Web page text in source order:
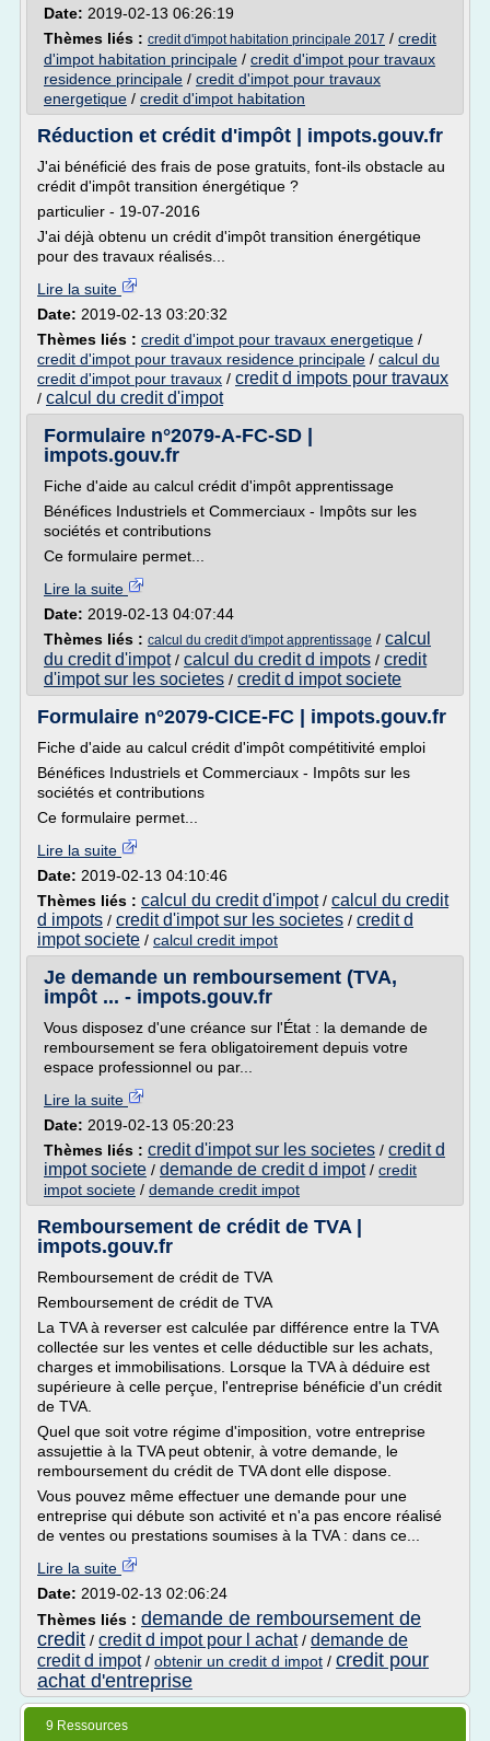
Date: 2019-02-13 06:26:19
Thèmes liés : credit d'impot habitation principale 2017 / credit
d'impot habitation principale / credit d'impot pour travaux
residence principale / credit d'impot pour travaux
energetique / credit d'impot habitation
Réduction et crédit d'impôt | impots.gouv.fr
J'ai bénéficié des frais de pose gratuits, font-ils obstacle au
crédit d'impôt transition énergétique ?
particulier - 19-07-2016
J'ai déjà obtenu un crédit d'impôt transition énergétique
pour des travaux réalisés...
Lire la suite
Date: 2019-02-13 03:20:32
Thèmes liés : credit d'impot pour travaux energetique /
credit d'impot pour travaux residence principale / calcul du
credit d'impot pour travaux / credit d impots pour travaux
/ calcul du credit d'impot
Formulaire n°2079-A-FC-SD |
impots.gouv.fr
Fiche d'aide au calcul crédit d'impôt apprentissage
Bénéfices Industriels et Commerciaux - Impôts sur les
sociétés et contributions
Ce formulaire permet...
Lire la suite
Date: 2019-02-13 04:07:44
Thèmes liés : calcul du credit d'impot apprentissage / calcul
du credit d'impot/ calcul du credit d impots / credit
d'impot sur les societes / credit d impot societe
Formulaire n°2079-CICE-FC | impots.gouv.fr
Fiche d'aide au calcul crédit d'impôt compétitivité emploi
Bénéfices Industriels et Commerciaux - Impôts sur les
sociétés et contributions
Ce formulaire permet...
Lire la suite
Date: 2019-02-13 04:10:46
Thèmes liés : calcul du credit d'impot/ calcul du credit
d impots / credit d'impot sur les societes / credit d
impot societe / calcul credit impot
Je demande un remboursement (TVA,
impôt ... - impots.gouv.fr
Vous disposez d'une créance sur l'État : la demande de
remboursement se fera obligatoirement depuis votre
espace professionnel ou par...
Lire la suite
Date: 2019-02-13 05:20:23
Thèmes liés : credit d'impot sur les societes / credit d
impot societe / demande de credit d impot/ credit
impot societe / demande credit impot
Remboursement de crédit de TVA |
impots.gouv.fr
Remboursement de crédit de TVA
Remboursement de crédit de TVA
La TVA à reverser est calculée par différence entre la TVA
collectée sur les ventes et celle déductible sur les achats,
charges et immobilisations. Lorsque la TVA à déduire est
supérieure à celle perçue, l'entreprise bénéficie d'un crédit
de TVA.
Quel que soit votre régime d'imposition, votre entreprise
assujettie à la TVA peut obtenir, à votre demande, le
remboursement du crédit de TVA dont elle dispose.
Vous pouvez même effectuer une demande pour une
entreprise qui débute son activité et n'a pas encore réalisé
de ventes ou prestations soumises à la TVA : dans ce...
Lire la suite
Date: 2019-02-13 02:06:24
Thèmes liés : demande de remboursement de
credit / credit d impot pour l achat/ demande de
credit d impot/ obtenir un credit d impot / credit pour
achat d'entreprise
9 Ressources